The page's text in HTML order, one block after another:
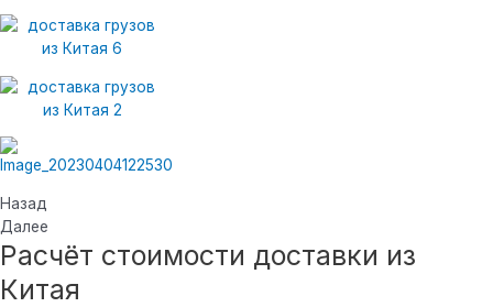
Назад
Далее
Расчёт стоимости доставки из
Китая